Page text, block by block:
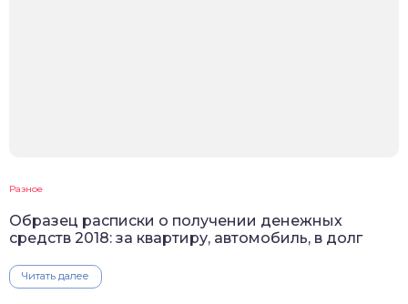
Разное
Образец расписки о получении денежных
средств 2018: за квартиру, автомобиль, в долг
Читать далее